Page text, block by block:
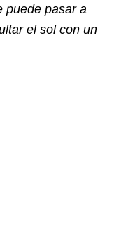
puede pasar a
el sol con un